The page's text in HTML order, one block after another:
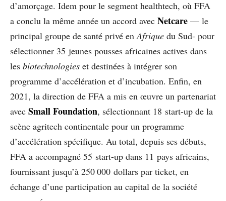
d’amorçage. Idem pour le segment healthtech, où FFA
a conclu la même année un accord avec Netcare — le
principal groupe de santé privé enAfrique du Sud- pour
sélectionner 35 jeunes pousses africaines actives dans
les biotechnologies et destinées à intégrer son
programme d’accélération et d’incubation. Enfin, en
2021, la direction de FFA a mis en œuvre un partenariat
avec Small Foundation, sélectionnant 18 start-up de la
scène agritech continentale pour un programme
d’accélération spécifique. Au total, depuis ses débuts,
FFA a accompagné 55 start-up dans 11 pays africains,
fournissant jusqu’à 250 000 dollars par ticket, en
échange d’une participation au capital de la société